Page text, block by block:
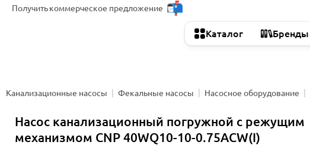
Получитькоммерческое предложение
Каталог Бренды
Канализационные насосы Фекальные насосы Насосное оборудование
Насос канализационный погружной с режущим
механизмом CNP 40WQ10-10-0.75ACW(I)